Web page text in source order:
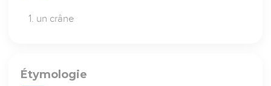
un crâne
Étymologie